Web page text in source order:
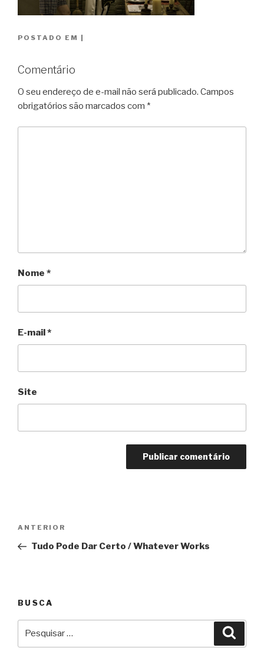
POSTADO EM
Comentário
O seu endereço de e-mail não será publicado. Campos
obrigatórios são marcados com *
Nome *
E-mail*
Site
Post
Anterior
ANTERIOR
Tudo Pode Dar Certo / Whatever Works
BUSCA